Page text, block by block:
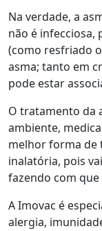
Na verdade, a
não é infecciosa,
(como resfriado
asma; tanto em
pode estar
O tratamento da
ambiente,
melhor forma de
inalatória, pois
fazendo com
A Imovac é
alergia,